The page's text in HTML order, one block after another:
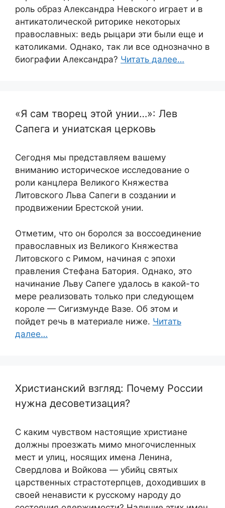
роль образ Александра Невского играет и в
антикатолической риторике некоторых
православных: ведь рыцари эти были еще и
католиками. Однако, так ли все однозначно в
биографии Александра? Читать далее…
«Я сам творец этой унии…»: Лев
Сапега и униатская церковь
Сегодня мы представляем вашему
вниманию историческое исследование о
роли канцлера Великого Княжества
Литовского Льва Сапеги в создании и
продвижении Брестской унии.
Отметим, что он боролся за воссоединение
православных из Великого Княжества
Литовского с Римом, начиная с эпохи
правления Стефана Батория. Однако, это
начинание Льву Сапеге удалось в какой-то
мере реализовать только при следующем
короле — Сигизмунде Вазе. Об этом и
пойдет речь в материале ниже. Читать
далее…
Христианский взгляд: Почему России
нужна десоветизация?
С каким чувством настоящие христиане
должны проезжать мимо многочисленных
мест и улиц, носящих имена Ленина,
Свердлова и Войкова — убийц святых
царственных страстотерпцев, доходивших в
своей ненависти к русскому народу до